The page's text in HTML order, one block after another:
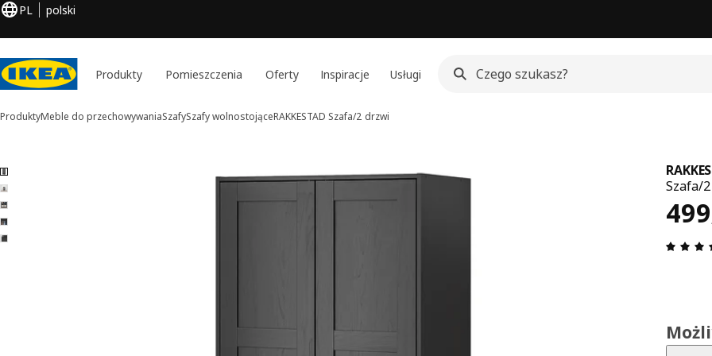
PL polski
Produkty Pomieszczenia Oferty Inspiracje Usługi
ProduktyMeble do przechowywaniaSzafySzafy wolnostojąceRAKKESTAD Szafa/2 drzwi
5 RAKKESTAD obrazy
zdjęcia
Szafa/
499